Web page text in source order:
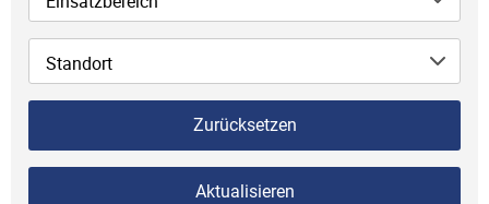
Standort
Zurücksetzen
Aktualisieren